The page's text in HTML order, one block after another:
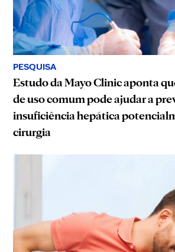
PESQUISA
Estudo da Mayo Clinic aponta
de uso comum pode ajudar a
insuficiência hepática
cirurgia